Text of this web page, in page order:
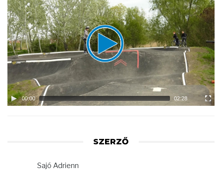
Player
00:00 02:28
SZERZŐ
Sajó Adrienn